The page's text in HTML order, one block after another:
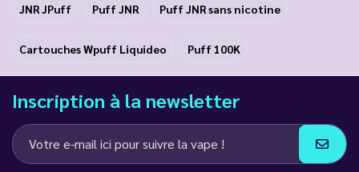
JNR JPuff Puff JNR Puff JNR sans nicotine
Cartouches Wpuff Liquideo Puff 100K
Inscription à la newsletter